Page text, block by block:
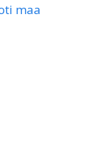
maa